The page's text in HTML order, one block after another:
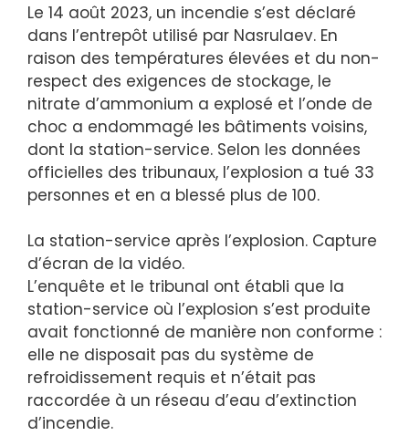
Le 14 août 2023, un incendie s’est déclaré
dans l’entrepôt utilisé par Nasrulaev. En
raison des températures élevées et du non-
respect des exigences de stockage, le
nitrate d’ammonium a explosé et l’onde de
choc a endommagé les bâtiments voisins,
dont la station-service. Selon les données
officielles des tribunaux, l’explosion a tué 33
personnes et en a blessé plus de 100.
La station-service après l’explosion. Capture
d’écran de la vidéo.
L’enquête et le tribunal ont établi que la
station-service où l’explosion s’est produite
avait fonctionné de manière non conforme :
elle ne disposait pas du système de
refroidissement requis et n’était pas
raccordée à un réseau d’eau d’extinction
d’incendie.